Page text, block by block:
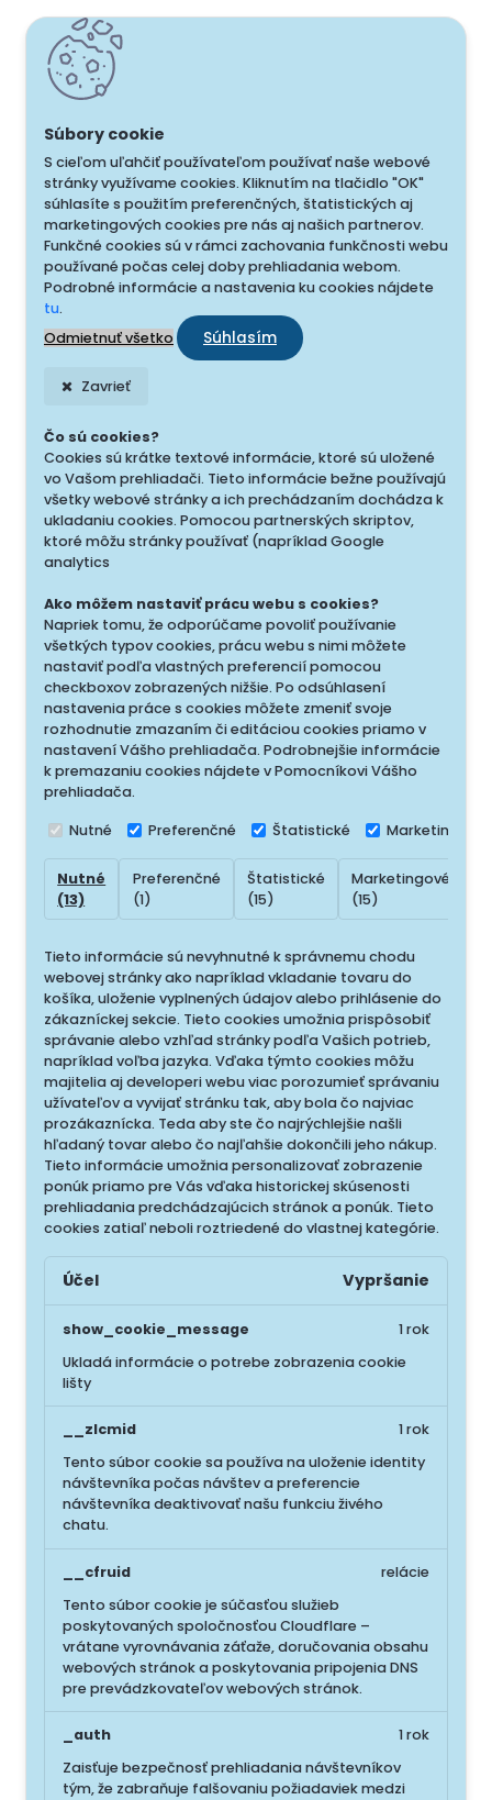
S cieľom uľahčiť používateľom používať naše webové
stránky využívame cookies. Kliknutím na tlačidlo "OK"
súhlasíte s použitím preferenčných, štatistických aj
marketingových cookies pre nás aj našich partnerov.
Funkčné cookies sú v rámci zachovania funkčnosti webu
používané počas celej doby prehliadania webom.
Podrobné informácie a nastavenia ku cookies nájdete
tu.
Odmietnuť všetko
Súhlasím
Zavrieť
Čo sú cookies?
Cookies sú krátke textové informácie, ktoré sú uložené
vo Vašom prehliadači. Tieto informácie bežne používajú
všetky webové stránky a ich prechádzaním dochádza k
ukladaniu cookies. Pomocou partnerských skriptov,
ktoré môžu stránky používať (napríklad Google
analytics
Ako môžem nastaviť prácu webu s cookies?
Napriek tomu, že odporúčame povoliť používanie
všetkých typov cookies, prácu webu s nimi môžete
nastaviť podľa vlastných preferencií pomocou
checkboxov zobrazených nižšie. Po odsúhlasení
nastavenia práce s cookies môžete zmeniť svoje
rozhodnutie zmazaním či editáciou cookies priamo v
nastavení Vášho prehliadača. Podrobnejšie informácie
k premazaniu cookies nájdete v Pomocníkovi Vášho
prehliadača.
Nutné Preferenčné Štatistické Marketingové
Nutné
(13)
Preferenčné
(1)
Štatistické
(15)
Marketingové
(15)
Tieto informácie sú nevyhnutné k správnemu chodu
webovej stránky ako napríklad vkladanie tovaru do
košíka, uloženie vyplnených údajov alebo prihlásenie do
zákazníckej sekcie. Tieto cookies umožnia prispôsobiť
správanie alebo vzhľad stránky podľa Vašich potrieb,
napríklad voľba jazyka. Vďaka týmto cookies môžu
majitelia aj developeri webu viac porozumieť správaniu
užívateľov a vyvijať stránku tak, aby bola čo najviac
prozákaznícka. Teda aby ste čo najrýchlejšie našli
hľadaný tovar alebo čo najľahšie dokončili jeho nákup.
Tieto informácie umožnia personalizovať zobrazenie
ponúk priamo pre Vás vďaka historickej skúsenosti
prehliadania predchádzajúcich stránok a ponúk. Tieto
cookies zatiaľ neboli roztriedené do vlastnej kategórie.
Účel Vypršanie
show_cookie_message
Ukladá informácie o potrebe zobrazenia cookie
lišty
1 rok
__zlcmid
Tento súbor cookie sa používa na uloženie identity
návštevníka počas návštev a preferencie
návštevníka deaktivovať našu funkciu živého
chatu.
1 rok
__cfruid
Tento súbor cookie je súčasťou služieb
poskytovaných spoločnosťou Cloudflare –
vrátane vyrovnávania záťaže, doručovania obsahu
webových stránok a poskytovania pripojenia DNS
pre prevádzkovateľov webových stránok.
relácie
_auth
Zaisťuje bezpečnosť prehliadania návštevníkov
tým, že zabraňuje falšovaniu požiadaviek medzi
1 rok